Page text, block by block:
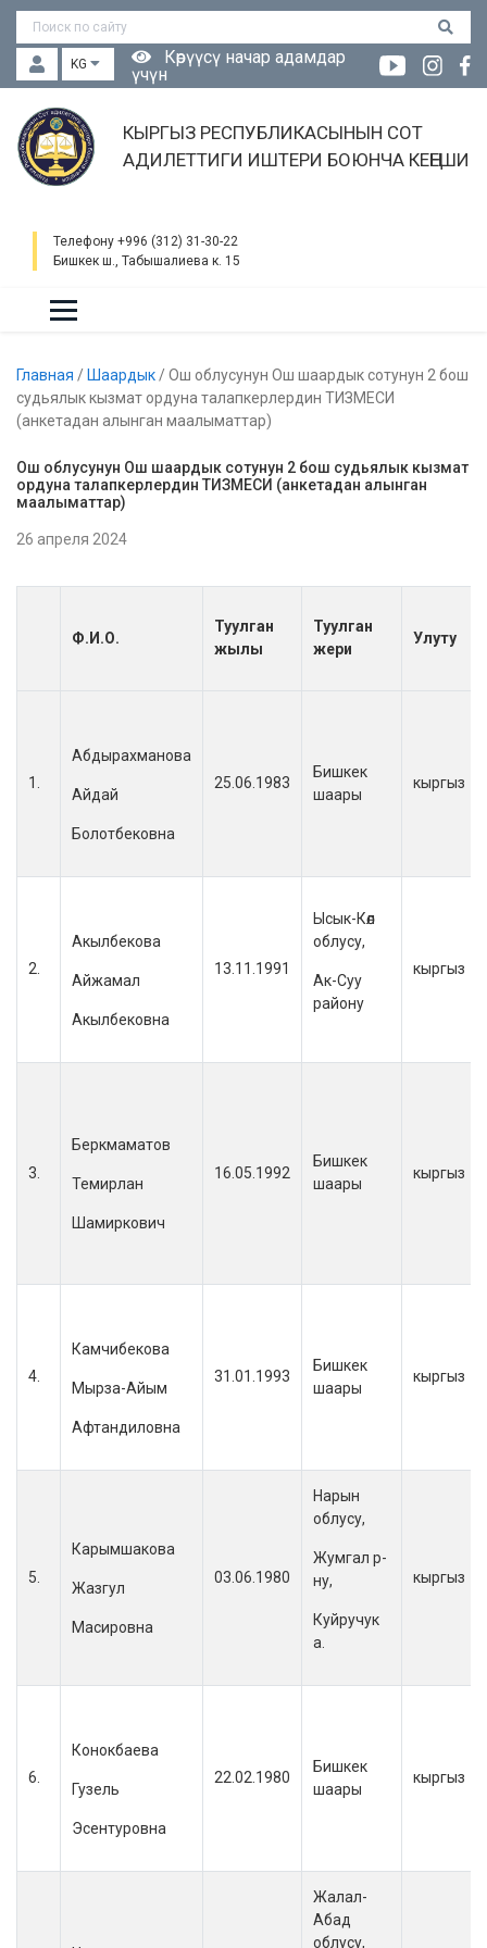
KG
Көрүүсү начар адамдар
үчүн
КЫРГЫЗ РЕСПУБЛИКАСЫНЫН СОТ
АДИЛЕТТИГИ ИШТЕРИ БОЮНЧА КЕҢЕШИ
Телефону +996 (312) 31-30-22
Бишкек ш., Табышалиева к. 15
Главная / Шаардык /Ош облусунун Ош шаардык сотунун 2 бош
судьялык кызмат ордуна талапкерлердин ТИЗМЕСИ
(анкетадан алынган маалыматтар)
Ош облусунун Ош шаардык сотунун 2 бош судьялык кызмат
ордуна талапкерлердин ТИЗМЕСИ (анкетадан алынган
маалыматтар)
26 апреля 2024
Ф.И.О.
Туулган
жылы
Туулган
жери
Улуту
1.
Абдырахманова
Айдай
Болотбековна
25.06.1983
Бишкек
шаары
кыргыз
2.
Акылбекова
Айжамал
Акылбековна
13.11.1991
Ысык-Көл
облусу,
Ак-Суу
району
кыргыз
3.
Беркмаматов
Темирлан
Шамиркович
16.05.1992
Бишкек
шаары
кыргыз
4.
Камчибекова
Мырза-Айым
Афтандиловна
31.01.1993
Бишкек
шаары
кыргыз
5.
Карымшакова
Жазгул
Масировна
03.06.1980
Нарын
облусу,
Жумгал р-
ну,
Куйручук
а.
кыргыз
6.
Конокбаева
Гузель
Эсентуровна
22.02.1980
Бишкек
шаары
кыргыз
Жалал-
Абад
облусу,